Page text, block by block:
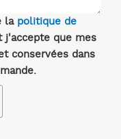
la politique de
j'accepte que mes
conservées dans